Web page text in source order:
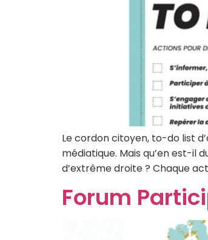
Le cordon citoyen, to-do list
médiatique. Mais qu’en est-il
d’extrême droite ? Chaque
Forum